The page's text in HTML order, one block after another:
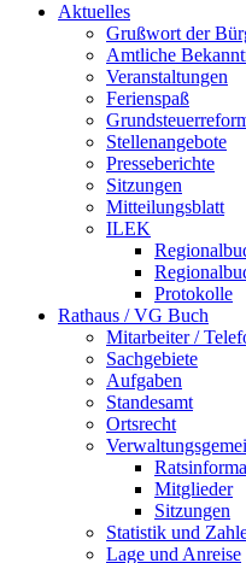
Aktuelles
Grußwort der
Amtliche
Veranstaltungen
Ferienspaß
Stellenangebote
Presseberichte
Sitzungen
Mitteilungsblatt
ILEK
Protokolle
Rathaus / VG Buch
Mitarbeiter /
Sachgebiete
Aufgaben
Standesamt
Ortsrecht
Mitglieder
Sitzungen
Statistik und
Lage und Anreise